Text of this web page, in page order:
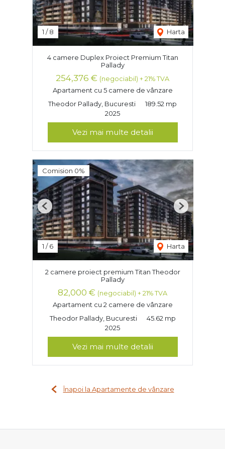
1 /8 Harta
4 camere Duplex Proiect Premium Titan
Pallady
254,376 € (negociabil) + 21% TVA
Apartament cu 5 camere de vânzare
Theodor Pallady, Bucuresti
189.52 mp
2025
Vezi mai multe detalii
Comision 0%
1 /6 Harta
Previous Next
2 camere proiect premium Titan Theodor
Pallady
82,000 € (negociabil) + 21% TVA
Apartament cu 2 camere de vânzare
Theodor Pallady, Bucuresti
45.62 mp
2025
Vezi mai multe detalii
Înapoi la Apartamente de vânzare